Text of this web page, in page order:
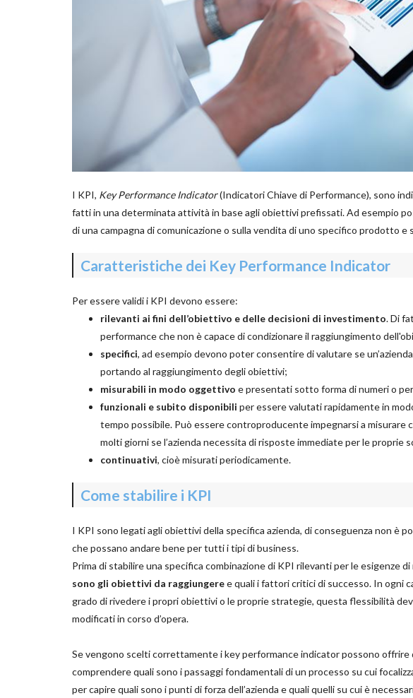
I KPI, Key Performance Indicator(Indicatori Chiave di Performance), sono
fatti in una determinata attività in base agli obiettivi prefissati. Ad esempio
di una campagna di comunicazione o sulla vendita di uno specifico prodotto
Caratteristiche dei Key Performance Indicator
Per essere validi i KPI devono essere:
rilevanti ai fini dell’obiettivo e delle decisioni di investimento. Di
performance che non è capace di condizionare il raggiungimento
specifici, ad esempio devono poter consentire di valutare se
portando al raggiungimento degli obiettivi;
misurabili in modo oggettivo e presentati sotto forma di numeri o
funzionali e subito disponibili per essere valutati rapidamente in
tempo possibile. Può essere controproducente impegnarsi a
molti giorni se l’azienda necessita di risposte immediate per le proprie
continuativi, cioè misurati periodicamente.
Come stabilire i KPI
I KPI sono legati agli obiettivi della specifica azienda, di conseguenza non è
che possano andare bene per tutti i tipi di business.
Prima di stabilire una specifica combinazione di KPI rilevanti per le esigenze
sono gli obiettivi da raggiungeree quali i fattori critici di successo. In ogni
grado di rivedere i propri obiettivi o le proprie strategie, questa flessibilità
modificati in corso d’opera.
Se vengono scelti correttamente i key performance indicator possono
comprendere quali sono i passaggi fondamentali di un processo su cui
per capire quali sono i punti di forza dell’azienda e quali quelli su cui è